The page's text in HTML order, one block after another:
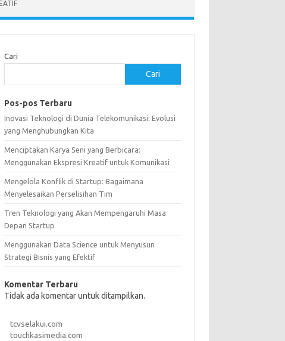
Cari
Cari
Pos-pos Terbaru
Inovasi Teknologi di Dunia Telekomunikasi: Evolusi
yang Menghubungkan Kita
Menciptakan Karya Seni yang Berbicara:
Menggunakan Ekspresi Kreatif untuk Komunikasi
Mengelola Konflik di Startup: Bagaimana
Menyelesaikan Perselisihan Tim
Tren Teknologi yang Akan Mempengaruhi Masa
Depan Startup
Menggunakan Data Science untuk Menyusun
Strategi Bisnis yang Efektif
Komentar Terbaru
Tidak ada komentar untuk ditampilkan.
tcvselakui.com
touchkasimedia.com